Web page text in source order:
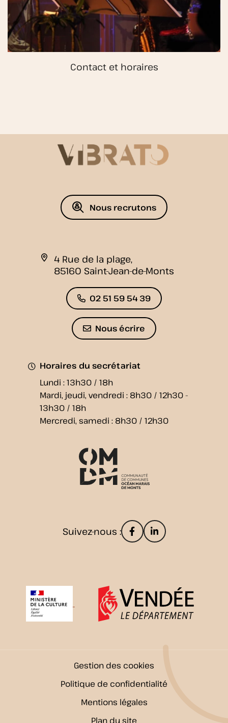
Contact et horaires
Nous recrutons
4 Rue de la plage,
85160 Saint-Jean-de-Monts
02 51 59 54 39
Nous écrire
Horaires du secrétariat
Lundi : 13h30 / 18h
Mardi, jeudi, vendredi : 8h30 / 12h30 -
13h30 / 18h
Mercredi, samedi : 8h30 / 12h30
Suivez-nous : Lien vers le compte
Lien vers le
Gestion des cookies
Politique de confidentialité
Mentions légales
Plan du site